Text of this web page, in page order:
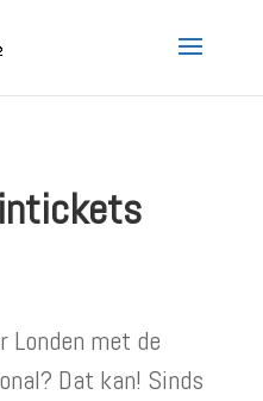
Londen met de
Dat kan! Sinds